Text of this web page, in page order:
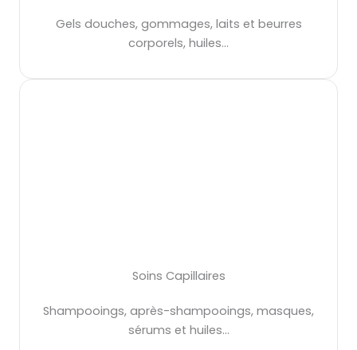
Gels douches, gommages, laits et beurres
corporels, huiles…
Soins Capillaires
Shampooings, après-shampooings, masques,
sérums et huiles…